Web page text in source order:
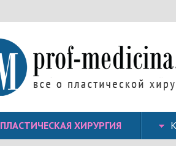
ПЛАСТИЧЕСКАЯ ХИРУРГИЯ